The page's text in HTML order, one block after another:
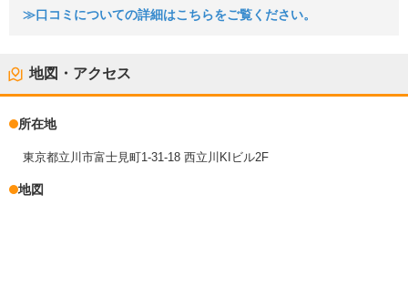
≫口コミについての詳細はこちらをご覧ください。
地図・アクセス
所在地
東京都立川市富士見町1-31-18 西立川KIビル2F
地図